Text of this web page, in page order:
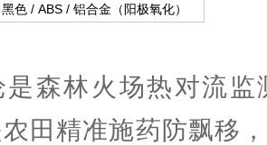
黑色 / ABS / 铝合金（阳极氧化）
林火场热对流监
田精准施药防飘移